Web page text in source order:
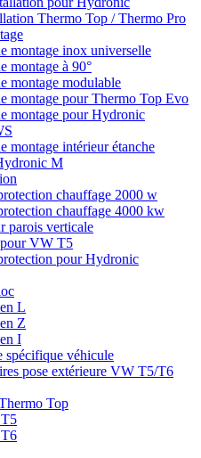
Thermo Top / Thermo Pro
montage inox universelle
montage à 90°
montage modulable
montage pour Thermo Top Evo
montage pour Hydronic
montage intérieur étanche
M
chauffage 2000 w
chauffage 4000 kw
parois verticale
VW T5
pour Hydronic
L
Z
I
spécifique véhicule
pose extérieure VW T5/T6
Top